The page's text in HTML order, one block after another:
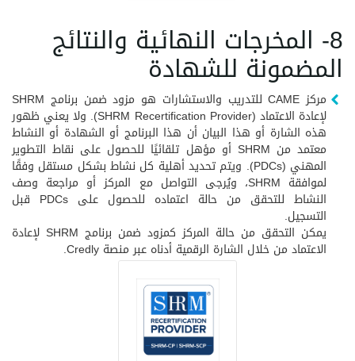
8- المخرجات النهائية والنتائج
المضمونة للشهادة
مركز CAME للتدريب والاستشارات هو مزود ضمن برنامج SHRM
لإعادة الاعتماد (SHRM Recertification Provider). ولا يعني ظهور
هذه الشارة أو هذا البيان أن هذا البرنامج أو الشهادة أو النشاط
معتمد من SHRM أو مؤهل تلقائيًا للحصول على نقاط التطوير
المهني (PDCs). ويتم تحديد أهلية كل نشاط بشكل مستقل وفقًا
لموافقة SHRM، ويُرجى التواصل مع المركز أو مراجعة وصف
النشاط للتحقق من حالة اعتماده للحصول على PDCs قبل
التسجيل.
يمكن التحقق من حالة المركز كمزود ضمن برنامج SHRM لإعادة
الاعتماد من خلال الشارة الرقمية أدناه عبر منصة Credly.